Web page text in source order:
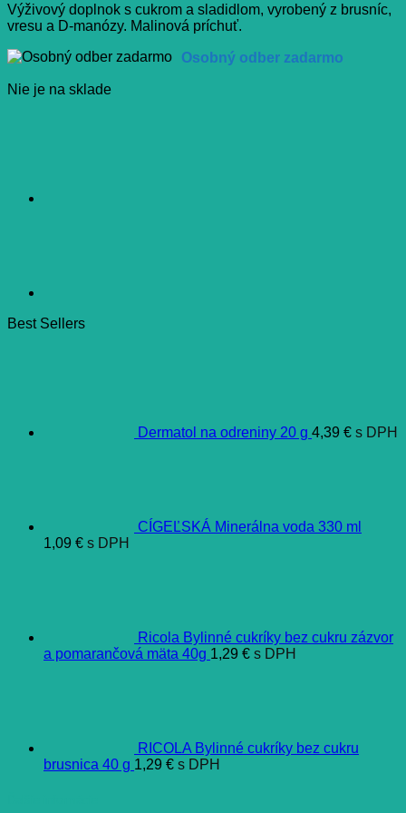
Výživový doplnok s cukrom a sladidlom, vyrobený z brusníc,
vresu a D-manózy. Malinová príchuť.
Osobný odber zadarmo
Nie je na sklade
Best Sellers
Dermatol na odreniny 20 g 4,39 € s DPH
CÍGEĽSKÁ Minerálna voda 330 ml
1,09 € s DPH
Ricola Bylinné cukríky bez cukru zázvor
a pomarančová mäta 40g 1,29 € s DPH
RICOLA Bylinné cukríky bez cukru
brusnica 40 g 1,29 € s DPH